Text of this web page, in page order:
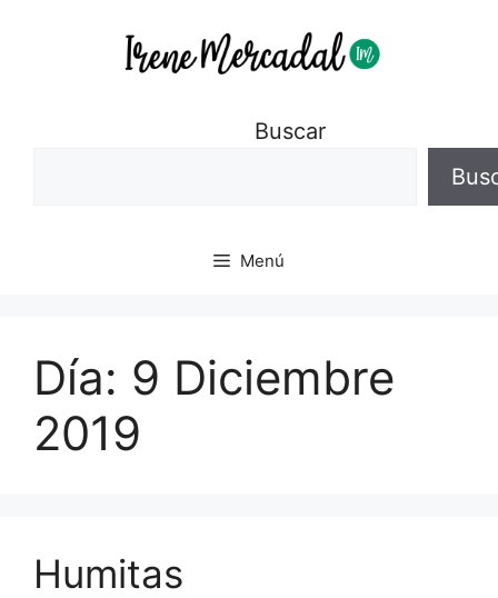
Buscar
Menú
Día: 9 Diciembre
2019
Humitas